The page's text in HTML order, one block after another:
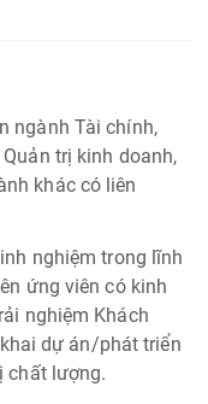
ngành Tài chính,
trị kinh doanh,
khác có liên
nghiệm trong lĩnh
ứng viên có kinh
nghiệm Khách
dự án/phát triển
chất lượng.